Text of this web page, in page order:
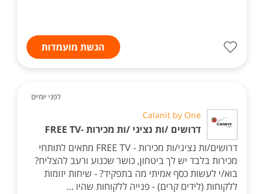
הגשת מועמדות
לפני יומיים
Calanit by One
דרושים /ות נציגי /ות מכירות -FREE TV
דרושים/ות נציגי/ות מכירות - FREE TV מתאים לתותחי
מכירות בלבד יש לך ביטחון, כושר שכנוע ורעב להצליח?
בוא/י לעשות כסף אמיתי מה בתפקיד? - שיחות יזומות
ללקוחות (לידים קרים) - פנייה ללקוחות שהיו ...